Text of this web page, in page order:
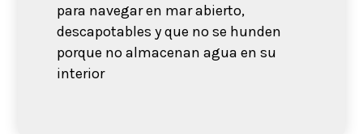
para navegar en mar abierto,
descapotables y que no se hunden
porque no almacenan agua en su
interior